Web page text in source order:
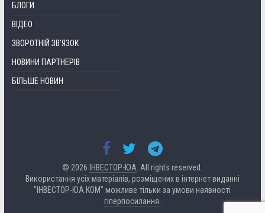
БЛОГИ
ВІДЕО
ЗВОРОТНІЙ ЗВ’ЯЗОК
НОВИНИ ПАРТНЕРІВ
БІЛЬШЕ НОВИН
© 2026 ІНВЕСТОР-ЮА . All rights reserved.
Використання усіх матеріалів, розміщених в інтернет виданні
"ІНВЕСТОР-ЮА.КОМ" можливе тільки за умови наявності
гіперпосилання.